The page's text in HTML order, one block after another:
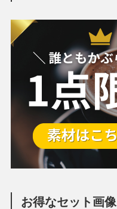
お得なセット画像